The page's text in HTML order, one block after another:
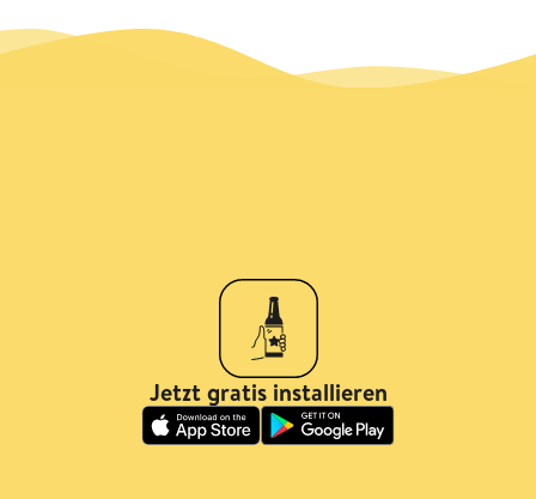
Jetzt gratis installieren